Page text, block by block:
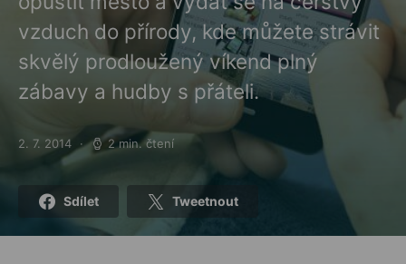
vzduch do přírody, kde můžete strávit
skvělý prodloužený víkend plný
zábavy a hudby s přáteli.
Posted on
2. 7. 2014 2 min. čtení
Sdílet Tweetnout